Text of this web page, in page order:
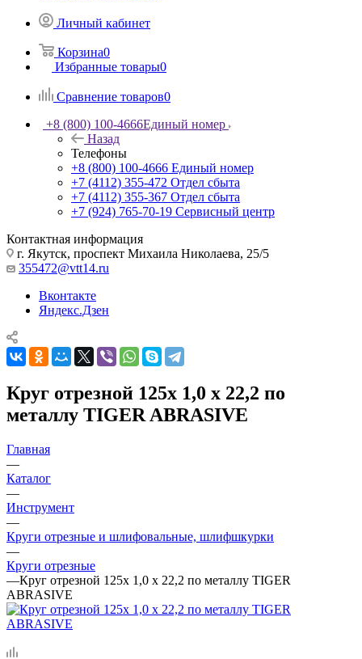
Личный кабинет
Корзина0
Избранные товары0
Сравнение товаров0
+8 (800) 100-4666Единый номер
Назад
Телефоны
+8 (800) 100-4666 Единый номер
+7 (4112) 355-472 Отдел сбыта
+7 (4112) 355-367 Отдел сбыта
+7 (924) 765-70-19 Сервисный центр
Контактная информация
г. Якутск, проспект Михаила Николаева, 25/5
355472@vtt14.ru
Вконтакте
Яндекс.Дзен
Круг отрезной 125x 1,0 x 22,2 по
металлу TIGER ABRASIVE
Главная
—
Каталог
—
Инструмент
—
Круги отрезные и шлифовальные, шлифшкурки
—
Круги отрезные
—Круг отрезной 125x 1,0 x 22,2 по металлу TIGER
ABRASIVE